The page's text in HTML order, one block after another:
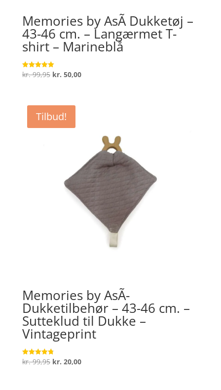
Memories by AsÃ­ Dukketøj –
43-46 cm. – Langærmet T-
shirt – Marineblå
Vurderet
5
kr.99,95 Den
var:
kr. 99,95.
kr. 50,00Den
Tilbud!
Memories by AsÃ­
Dukketilbehør – 43-46 cm. –
Sutteklud til Dukke –
Vintageprint
Vurderet
4.8
kr.99,95 Den
kr. 20,00Den